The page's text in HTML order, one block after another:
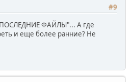
#9
ФАЙЛЫ"... А где
и еще более ранние? Не